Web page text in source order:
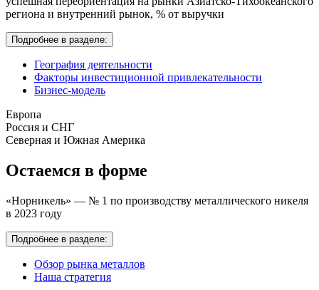
региона и внутренний рынок, % от выручки
Подробнее в разделе:
География деятельности
Факторы инвестиционной привлекательности
Бизнес-модель
Европа
Россия и СНГ
Северная и Южная Америка
Остаемся в форме
«Норникель» — № 1 по производству металлического никеля
в 2023 году
Подробнее в разделе:
Обзор рынка металлов
Наша стратегия